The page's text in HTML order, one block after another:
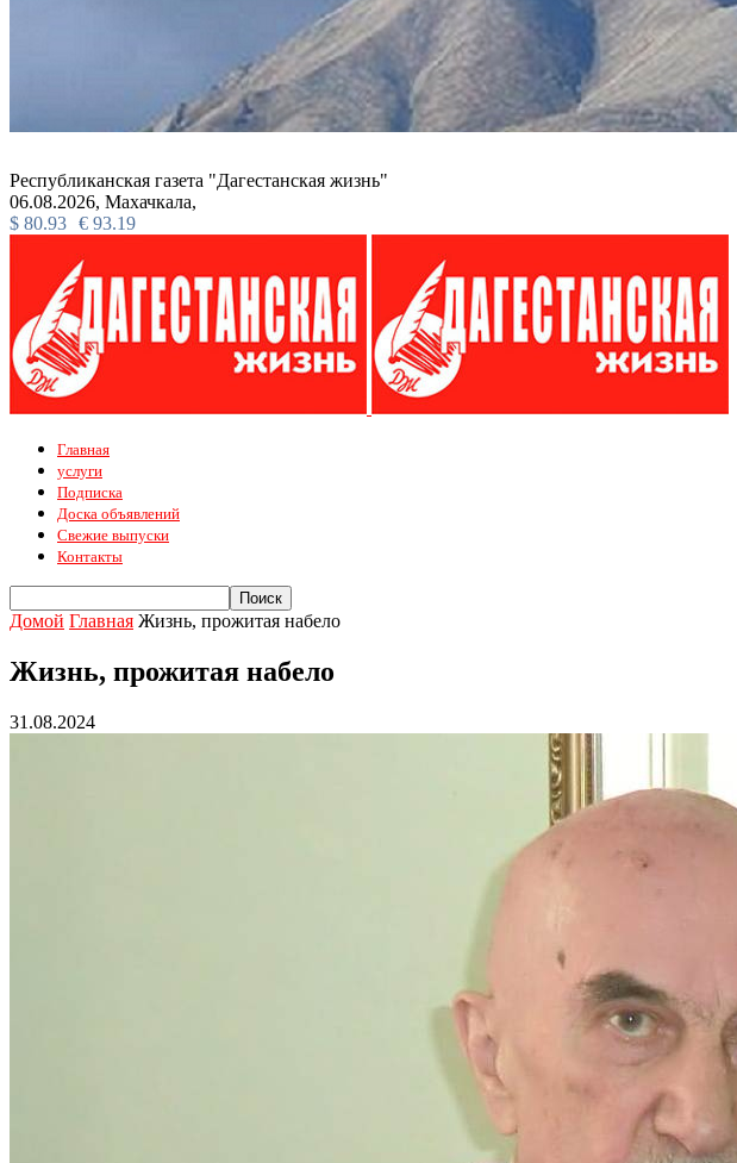
Республиканская газета "Дагестанская жизнь"
06.08.2026, Махачкала,
$ 80.93 € 93.19
Главная
услуги
Подписка
Доска объявлений
Свежие выпуски
Контакты
Домой Главная Жизнь, прожитая набело
Жизнь, прожитая набело
31.08.2024